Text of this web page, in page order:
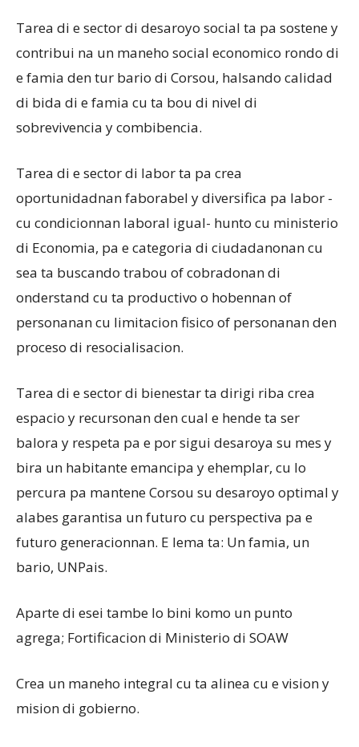
Tarea di e sector di desaroyo social ta pa sostene y
contribui na un maneho social economico rondo di
e famia den tur bario di Corsou, halsando calidad
di bida di e famia cu ta bou di nivel di
sobrevivencia y combibencia.
Tarea di e sector di labor ta pa crea
oportunidadnan faborabel y diversifica pa labor -
cu condicionnan laboral igual- hunto cu ministerio
di Economia, pa e categoria di ciudadanonan cu
sea ta buscando trabou of cobradonan di
onderstand cu ta productivo o hobennan of
personanan cu limitacion fisico of personanan den
proceso di resocialisacion.
Tarea di e sector di bienestar ta dirigi riba crea
espacio y recursonan den cual e hende ta ser
balora y respeta pa e por sigui desaroya su mes y
bira un habitante emancipa y ehemplar, cu lo
percura pa mantene Corsou su desaroyo optimal y
alabes garantisa un futuro cu perspectiva pa e
futuro generacionnan. E lema ta: Un famia, un
bario, UNPais.
Aparte di esei tambe lo bini komo un punto
agrega; Fortificacion di Ministerio di SOAW
Crea un maneho integral cu ta alinea cu e vision y
mision di gobierno.